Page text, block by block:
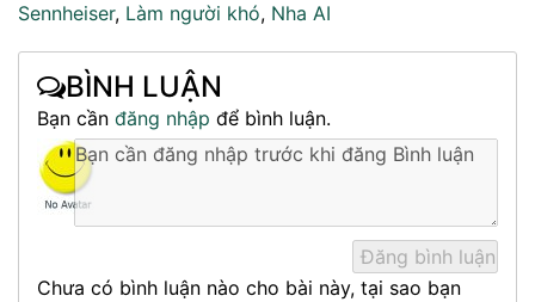
Sennheiser, Làm người khó, Nha AI
BÌNH LUẬN
Bạn cần đăng nhập để bình luận.
Chưa có bình luận nào cho bài này, tại sao bạn